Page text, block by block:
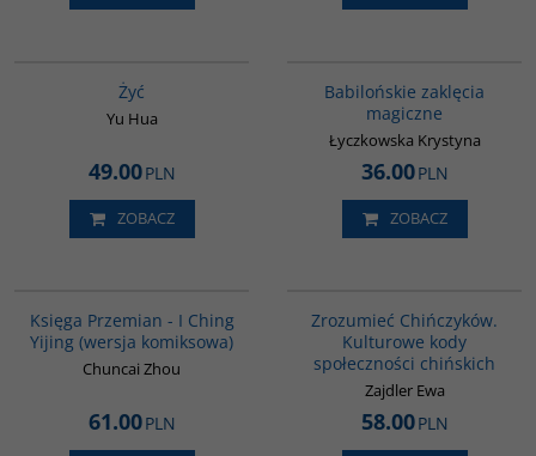
Żyć
Yu Hua
49.00PLN
ZOBACZ
Babilońskie zaklęcia
magiczne
Łyczkowska Krystyna
36.00PLN
ZOBACZ
Księga Przemian - I Ching
Yijing (wersja komiksowa)
Chuncai Zhou
61.00PLN
Zrozumieć Chińczyków.
Kulturowe kody
społeczności chińskich
Zajdler Ewa
58.00PLN